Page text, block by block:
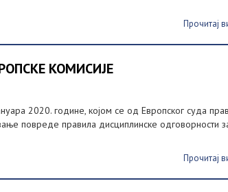
Прочитај
КОМИСИЈЕ
2020. године, којом се од Европског суда
повреде правила дисциплинске одговорности
Прочитај